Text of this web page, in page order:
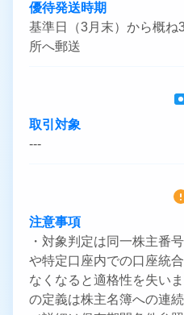
優待発送時期
基準日（3月末）から概ね
所へ郵送
取引対象
---
注意事項
・対象判定は同一株主番
や特定口座内での口座統
なくなると適格性を失い
の定義は株主名簿への連